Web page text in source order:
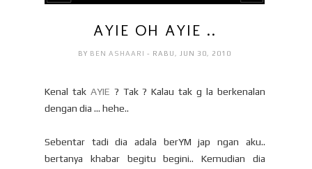
AYIE OH AYIE ..
BY BEN ASHAARI- RABU, JUN 30, 2010
Kenal tak AYIE ? Tak ? Kalau tak g la berkenalan
dengan dia ... hehe..
Sebentar tadi dia adala berYM jap ngan aku..
bertanya khabar begitu begini.. Kemudian dia